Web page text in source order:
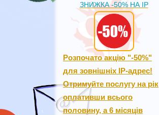
ЗНИЖКА -50% НА IP
Розпочато акцію "-50%"
для зовнішніх IP-адрес!
Отримуйте послугу на рік
оплативши всього
половину, а 6 місяців